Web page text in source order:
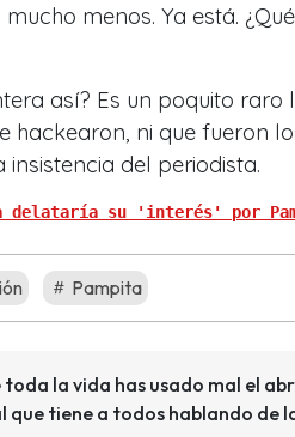
menos. Ya está.
así? Es un poquito raro
hackearon, ni que fueron
insistencia del periodista.
delataría su 'interés' por
Pampita
la vida has usado mal el
que tiene a todos hablando de